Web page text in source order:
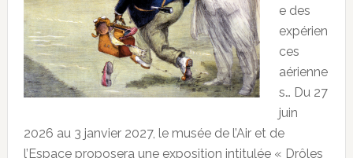
e des
expérien
ces
aérienne
s… Du 27
juin
2026 au 3 janvier 2027, le musée de l’Air et de
l’Espace proposera une exposition intitulée « Drôles